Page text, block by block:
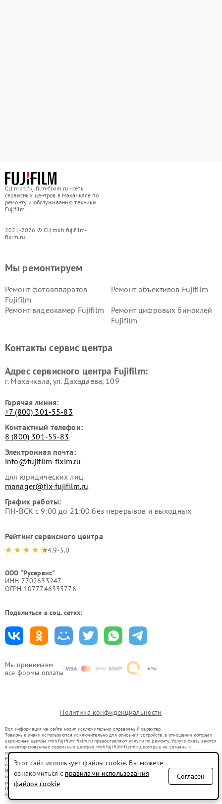
СЦ mkh.fujifilm-fixim.ru - сеть
сервисных центров в Махачкале по
ремонту и обслуживанию техники
Fujifilm
2021-2026 © СЦ mkh.fujifilm-
fixim.ru
Мы принимаем
все формы оплаты
Мы ремонтируем
Ремонт фотоаппаратов
Fujifilm
Ремонт объективов Fujifilm
Ремонт видеокамер Fujifilm
Ремонт цифровых биноклей
Fujifilm
Контакты сервис центра
Адрес сервисного центра Fujifilm:
г. Махачкала, ул. Дахадаева, 109
Горячая линия:
+7 (800) 301-55-83
Контактный телефон:
8 (800) 301-55-83
Электронная почта:
info@fujifilm-fixim.ru
для юридических лиц
manager@fix-fujifilm.ru
График работы:
ПН-ВСК с 9:00 до 21:00 без перерывов и выходных
Рейтинг сервисного центра
4.9-5.0
ООО "Русервис"
ИНН 7702633247
ОГРН 1077746335776
Поделиться в соц. сетях:
Политика конфиденциальности
Вся информация на сайте носит исключительно справочный характер.
Товарные знаки используются исключительно для описания устройств, в отношении которых
сервисные центры mkh.fujifilm-fixim.ru предоставляют услуги по ремонту. Услуги оказываются
в неавторизованных сервисных центрах mkh.fujifilm-fixim.ru, которые не связаны с
правообладателями товарных знаков или их официальными представителями.
Ремонт осуществляется для устройств, уже введенных в гражданский оборот в соответствии
со статьей 1487 ГК РФ.
Использование товарных знаков не преследует цели индивидуализации услуг или введения
потребителей в заблуждение, а служит для информирования о предоставляемых услугах по
ремонту техники указанных брендов.
Представленная на сайте информация не является публичной офертой, определяемой
положениями Статьи 437(2) Гражданского кодекса РФ
Этот сайт использует файлы cookie. Вы можете
ознакомиться с правилами использования
файлов cookie
Согласен